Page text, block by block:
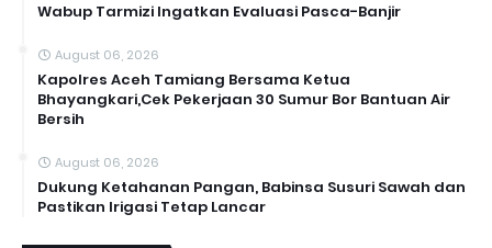
Wabup Tarmizi Ingatkan Evaluasi Pasca-Banjir
August 06, 2026
Kapolres Aceh Tamiang Bersama Ketua
Bhayangkari,Cek Pekerjaan 30 Sumur Bor Bantuan Air
Bersih
August 06, 2026
Dukung Ketahanan Pangan, Babinsa Susuri Sawah dan
Pastikan Irigasi Tetap Lancar